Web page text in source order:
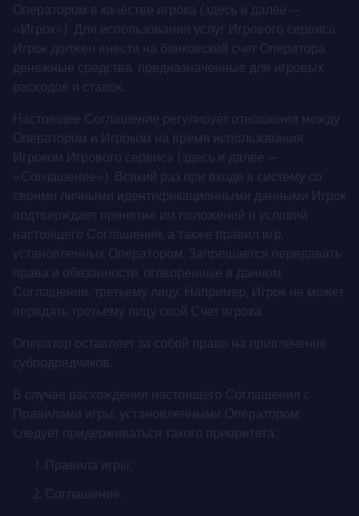
Оператором в качестве игрока (здесь и далее —
«Игрок»). Для использования услуг Игрового сервиса
Игрок должен внести на банковский счет Оператора
денежные средства, предназначенные для игровых
расходов и ставок.
Настоящее Соглашение регулирует отношения между
Оператором и Игроком на время использования
Игроком Игрового сервиса (здесь и далее —
«Соглашение»). Всякий раз при входе в систему со
своими личными идентификационными данными Игрок
подтверждает принятие им положений и условий
настоящего Соглашения, а также правил игр,
установленных Оператором. Запрещается передавать
права и обязанности, оговоренные в данном
Соглашении, третьему лицу. Например, Игрок не может
передать третьему лицу свой Счет игрока.
Оператор оставляет за собой право на привлечение
субподрядчиков.
В случае расхождения настоящего Соглашения с
Правилами игры, установленными Оператором,
следует придерживаться такого приоритета:
Правила игры;
Соглашение.